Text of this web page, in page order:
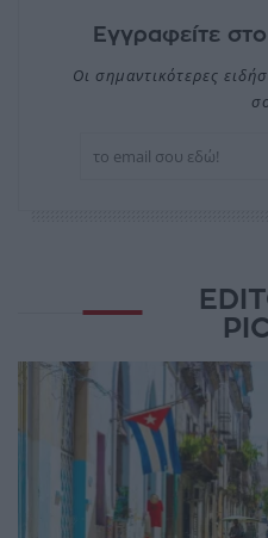
Εγγραφείτε
Οι σημαντικότερες